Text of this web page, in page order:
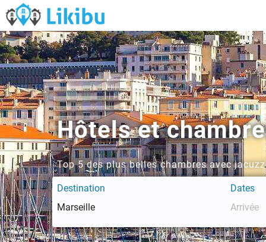
Hôtels et
Top 5 des plus belles chambres avec
Destination Dates